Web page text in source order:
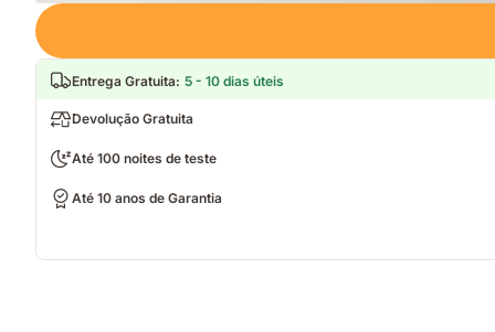
Loading
Entrega Gratuita: 5 - 10 dias úteis
Devolução Gratuita
Até 100 noites de teste
Até 10 anos de Garantia